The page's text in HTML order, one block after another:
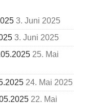
3. Juni 2025
3. Juni 2025
25. Mai
24. Mai 2025
22. Mai